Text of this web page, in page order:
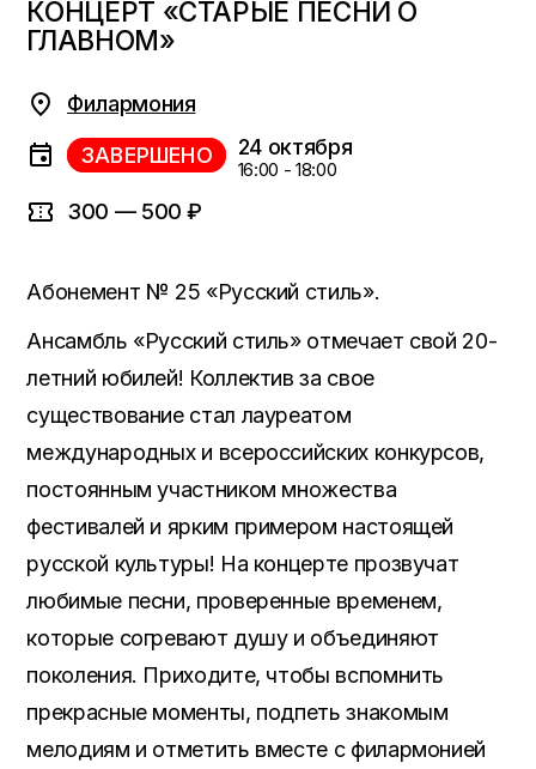
КОНЦЕРТ «СТАРЫЕ ПЕСНИ О
ГЛАВНОМ»
Филармония
ЗАВЕРШЕНО 24 октября
16:00 - 18:00
300 — 500 ₽
Абонемент № 25 «Русский стиль».
Ансамбль «Русский стиль» отмечает свой 20-
летний юбилей! Коллектив за свое
существование стал лауреатом
международных и всероссийских конкурсов,
постоянным участником множества
фестивалей и ярким примером настоящей
русской культуры! На концерте прозвучат
любимые песни, проверенные временем,
которые согревают душу и объединяют
поколения. Приходите, чтобы вспомнить
прекрасные моменты, подпеть знакомым
мелодиям и отметить вместе с филармонией